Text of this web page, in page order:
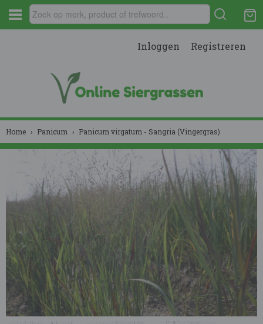
Inloggen Registreren
Home › Panicum › Panicum virgatum - Sangria (Vingergras)